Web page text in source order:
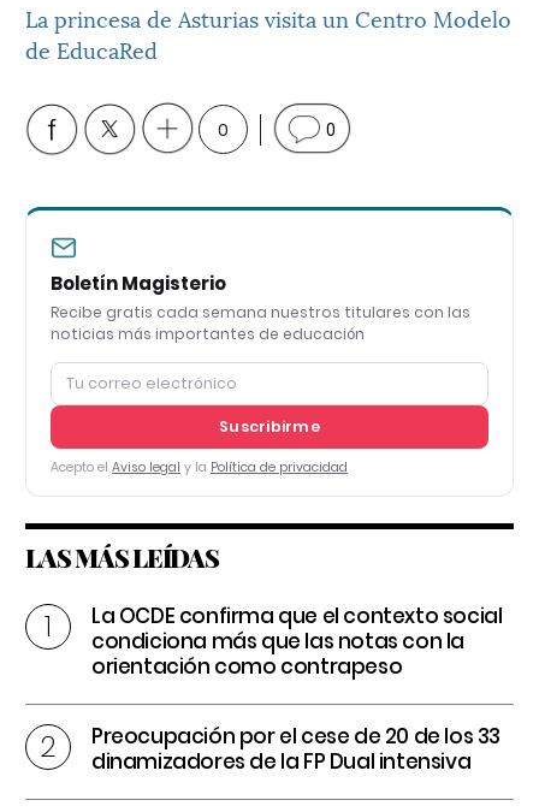
La princesa de Asturias visita un Centro Modelo
de EducaRed
0 0
Boletín Magisterio
Recibe gratis cada semana nuestros titulares con las
noticias más importantes de educación
Suscribirme
Acepto el Aviso legal y la Política de privacidad
LAS MÁS LEÍDAS
La OCDE confirma que el contexto social
condiciona más que las notas con la
orientación como contrapeso
Preocupación por el cese de 20 de los 33
dinamizadores de la FP Dual intensiva